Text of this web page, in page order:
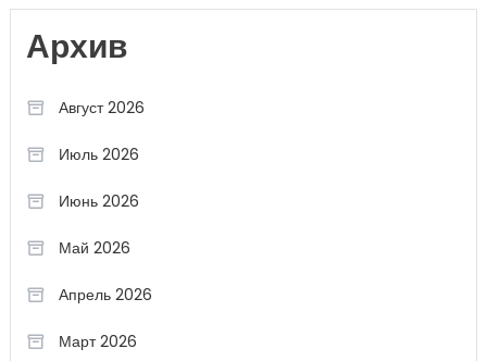
Архив
Август 2026
Июль 2026
Июнь 2026
Май 2026
Апрель 2026
Март 2026